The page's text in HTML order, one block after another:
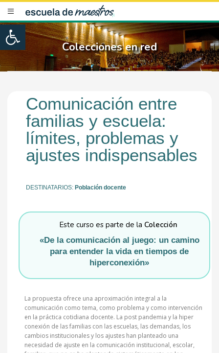
Open toolbar
Colecciones en red
Comunicación entre
familias y escuela:
límites, problemas y
ajustes indispensables
DESTINATARIOS: Población docente
Este curso es parte de la Colección
«De la comunicación al juego: un camino
para entender la vida en tiempos de
hiperconexión»
La propuesta ofrece una aproximación integral a la
comunicación como tema, como problema y como intervención
en la práctica cotidiana docente. La post pandemia y la hiper
conexión de las familias con las escuelas, las demandas, los
cambios institucionales y los ajustes han planteado una
necesidad de ajuste en la comunicación institucional, escolar,